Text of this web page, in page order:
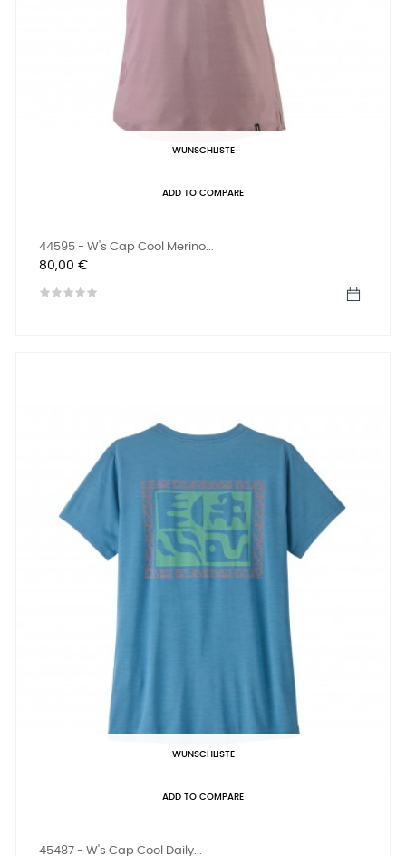
WUNSCHLISTE
ADD TO COMPARE
44595 - W's Cap Cool Merino...
Preis
80,00 €
WUNSCHLISTE
ADD TO COMPARE
45487 - W's Cap Cool Daily...